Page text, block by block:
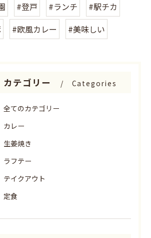
#登戸 #ランチ
#駅チカ
#欧風カレー #美味しい
カテゴリー Categories
全てのカテゴリー
カレー
生姜焼き
ラフテー
テイクアウト
定食